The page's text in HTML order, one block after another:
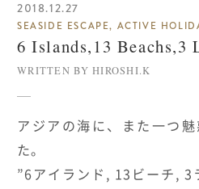
2018.12.27
SEASIDE ESCAPE, ACTIVE
6 Islands,13 Beachs,3
WRITTEN BY HIROSHI.K
アジアの海に、また一つ
た。
”6アイランド, 13ビーチ, 3